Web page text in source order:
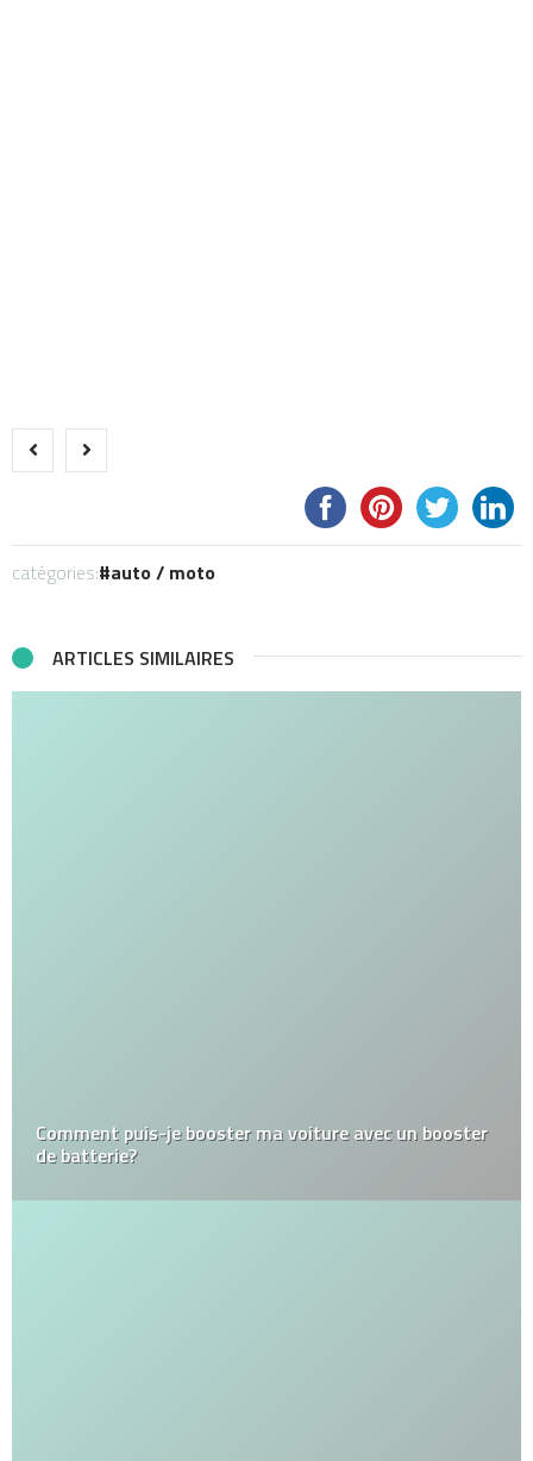
catégories: auto / moto
ARTICLES SIMILAIRES
Comment puis-je booster ma voiture avec un booster
de batterie?